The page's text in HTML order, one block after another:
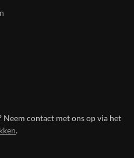
Neem contact met ons op via het
.